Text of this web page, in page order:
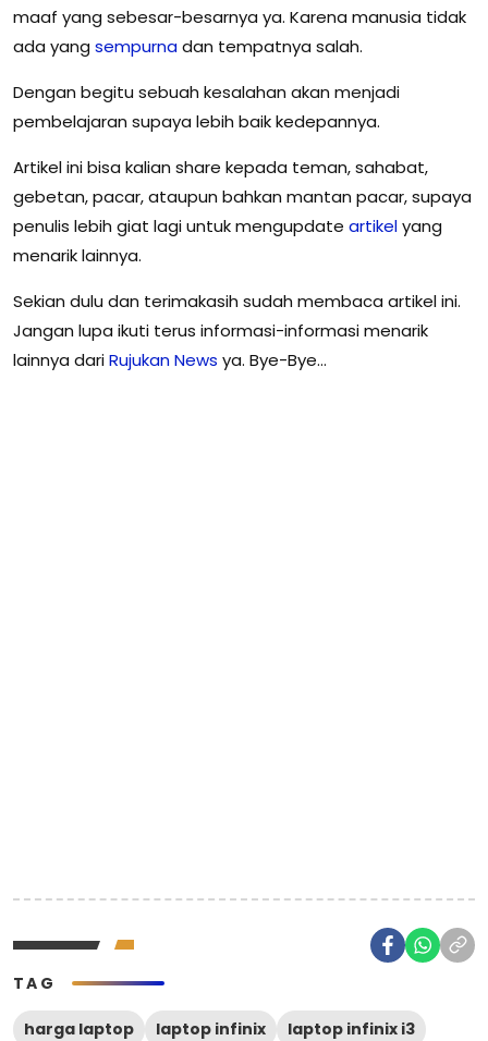
maaf yang sebesar-besarnya ya. Karena manusia tidak
ada yang sempurnadan tempatnya salah.
Dengan begitu sebuah kesalahan akan menjadi
pembelajaran supaya lebih baik kedepannya.
Artikel ini bisa kalian share kepada teman, sahabat,
gebetan, pacar, ataupun bahkan mantan pacar, supaya
penulis lebih giat lagi untuk mengupdate artikelyang
menarik lainnya.
Sekian dulu dan terimakasih sudah membaca artikel ini.
Jangan lupa ikuti terus informasi-informasi menarik
lainnya dariRujukan News ya. Bye-Bye…
TAG
harga laptop laptop infinix laptop infinix i3